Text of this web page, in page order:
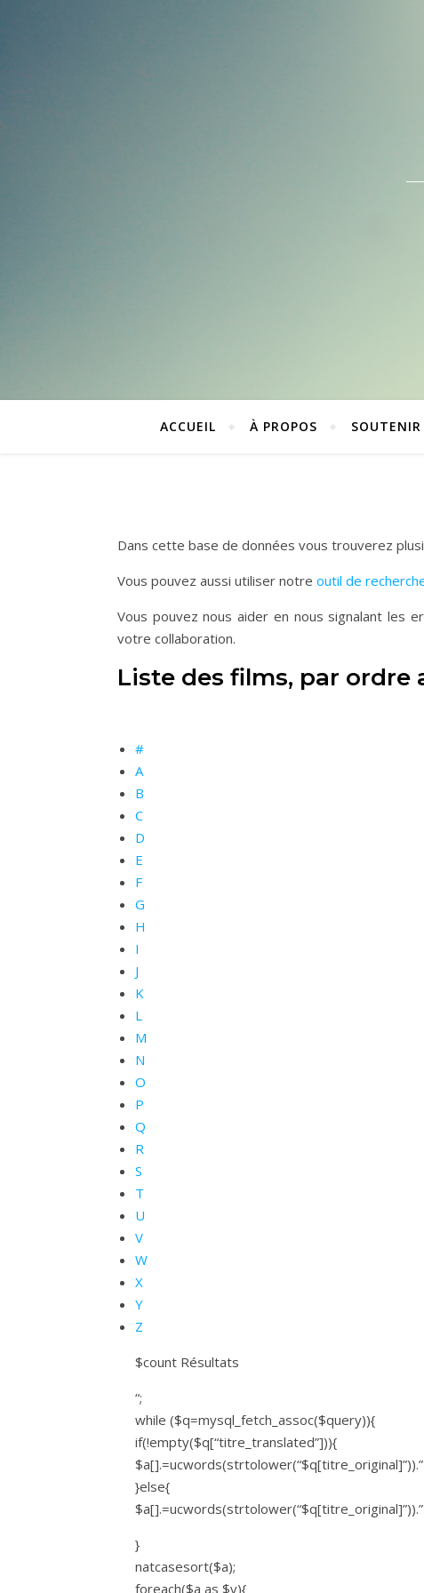
ACCUEIL À PROPOS
Dans cette base de données vous trouverez
Vous pouvez aussi utiliser notre outil de
Vous pouvez nous aider en nous signalant les
votre collaboration.
Liste des films, par ordre
#
A
B
C
D
E
F
G
H
I
J
K
L
M
N
O
P
Q
R
S
T
U
V
W
X
Y
Z
$count Résultats
“;
while ($q=mysql_fetch_assoc($query)){
if(!empty($q[“titre_translated”])){
}else{
}
natcasesort($a);
foreach($a as $v){